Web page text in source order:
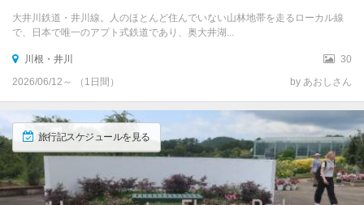
土肥温泉
松崎温泉・雲見温泉
黄金崎・大田子
伊豆長岡温泉
大井川鉄道・井川線。人のほとんど住んでいない山林地帯を走るローカル線
で、日本で唯一のアプト式鉄道であり、奥大井湖...
川根・井川
30
2026/06/12～ （1日間）
by あおしさん
旅行記スケジュールを見る